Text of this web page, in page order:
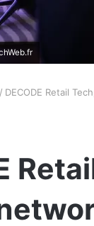
/ DECODE Retail